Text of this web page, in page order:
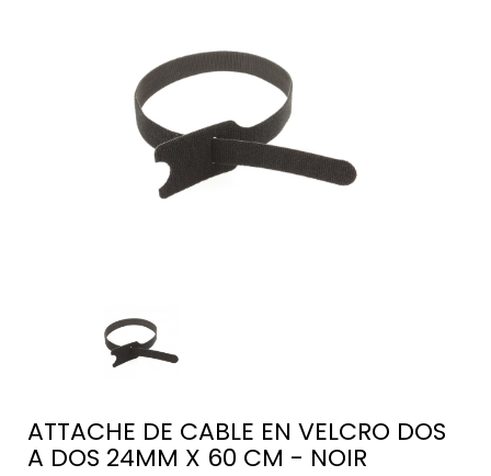
ATTACHE DE CABLE EN VELCRO DOS
A DOS 24MM X 60 CM - NOIR